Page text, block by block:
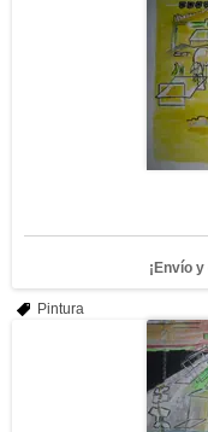
¡Envío
Pintura